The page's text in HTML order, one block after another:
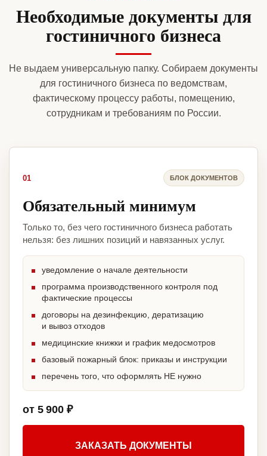
Необходимые документы для
гостиничного бизнеса
Не выдаем универсальную папку. Собираем документы
для гостиничного бизнеса по ведомствам,
фактическому процессу работы, помещению,
сотрудникам и требованиям по России.
01 БЛОК ДОКУМЕНТОВ
Обязательный минимум
Только то, без чего гостиничного бизнеса работать
нельзя: без лишних позиций и навязанных услуг.
уведомление о начале деятельности
программа производственного контроля под
фактические процессы
договоры на дезинфекцию, дератизацию
и вывоз отходов
медицинские книжки и график медосмотров
базовый пожарный блок: приказы и инструкции
перечень того, что оформлять НЕ нужно
от 5 900 ₽
ЗАКАЗАТЬ ДОКУМЕНТЫ